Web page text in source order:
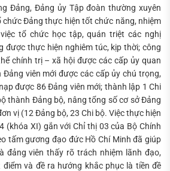
Đảng, Đảng ủy Tập đoàn thường xuyên
Đảng thực hiện tốt chức năng, nhiệm
tổ chức học tập, quán triệt các nghị
được thực hiện nghiêm túc, kịp thời; công
chính trị – xã hội được các cấp ủy quan
viên mới được các cấp ủy chú trọng,
được 86 Đảng viên mới; thành lập 1 Chi
thành Đảng bộ, nâng tổng số cơ sở Đảng
vị (12 Đảng bộ, 23 Chi bộ. Việc thực hiện
(khóa XI) gắn với Chỉ thị 03 của Bộ Chính
tấm gương đạo đức Hồ Chí Minh đã giúp
đảng viên thấy rõ trách nhiệm lãnh đạo,
và đề ra hướng khắc phục là tiền đề